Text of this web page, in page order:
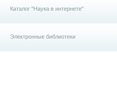
Каталог "Наука в интернете"
Электронные библиотеки